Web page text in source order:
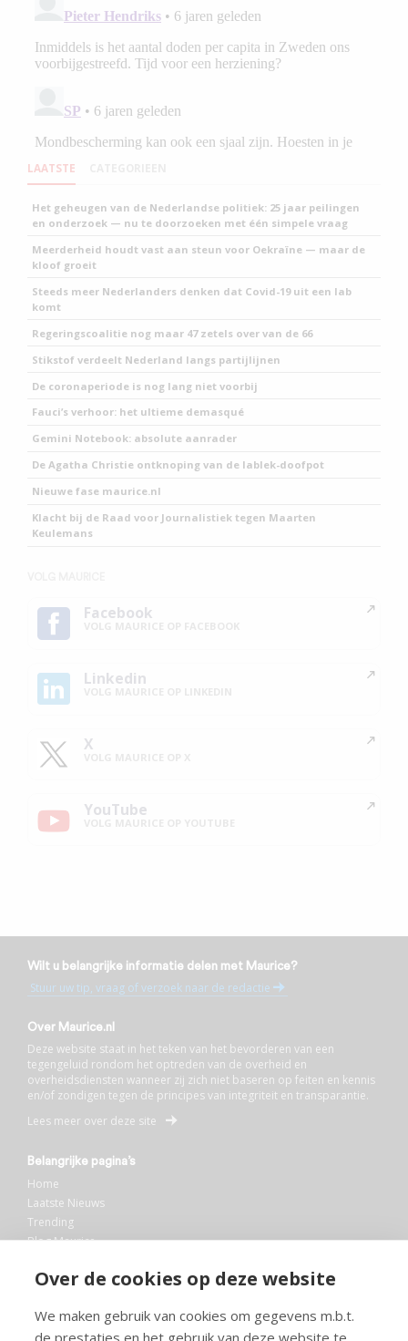
Over de cookies op deze website
We maken gebruik van cookies om gegevens m.b.t.
de prestaties en het gebruik van deze website te
LAATSTE
Het geheugen van de Nederlandse politiek: 25 jaar peilingen
en onderzoek — nu te doorzoeken met één simpele vraag
Meerderheid houdt vast aan steun voor Oekraïne — maar de
kloof groeit
Steeds meer Nederlanders denken dat Covid-19 uit een lab
komt
Regeringscoalitie nog maar 47 zetels over van de 66
Stikstof verdeelt Nederland langs partijlijnen
De coronaperiode is nog lang niet voorbij
Fauci’s verhoor: het ultieme demasqué
Gemini Notebook: absolute aanrader
De Agatha Christie ontknoping van de lablek-doofpot
Nieuwe fase maurice.nl
Klacht bij de Raad voor Journalistiek tegen Maarten
Keulemans
Facebook
Linkedin
X
YouTube
Wilt u belangrijke informatie delen met Maurice?
Stuur uw tip, vraag of verzoek naar de redactie
Over Maurice.nl
Deze website staat in het teken van het bevorderen van een
tegengeluid rondom het optreden van de overheid en
overheidsdiensten wanneer zij zich niet baseren op feiten en kennis
en/of zondigen tegen de principes van integriteit en transparantie.
Lees meer over deze site
Belangrijke pagina’s
Home
Laatste Nieuws
Trending
Blog Maurice
Bibliotheek
Info en service